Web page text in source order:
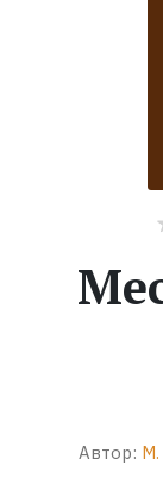
Жанры
Автор: М.